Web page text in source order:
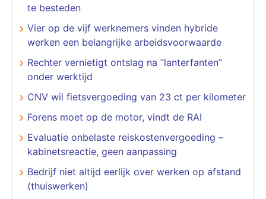
te besteden
​​​​​​​Vier op de vijf werknemers vinden hybride
werken een belangrijke arbeidsvoorwaarde
Rechter vernietigt ontslag na “lanterfanten”
onder werktijd
CNV wil fietsvergoeding van 23 ct per kilometer
Forens moet op de motor, vindt de RAI
Evaluatie onbelaste reiskostenvergoeding –
kabinetsreactie, geen aanpassing
Bedrijf niet altijd eerlijk over werken op afstand
(thuiswerken)